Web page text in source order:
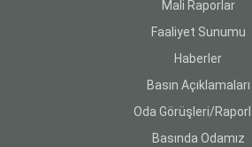
Mali Raporlar
Faaliyet Sunumu
Haberler
Basın Açıklamaları
Oda Görüşleri/
Basında Odamız